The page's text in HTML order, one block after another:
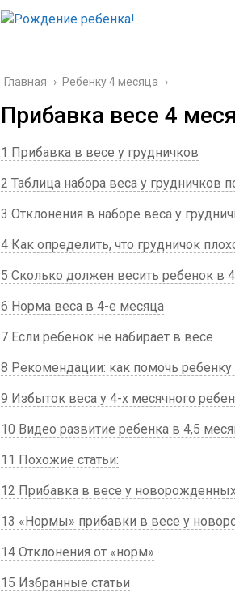
Главная › Ребенку 4 месяца ›
Прибавка весе 4
1 Прибавка в весе у грудничков
2 Таблица набора веса у грудничков
3 Отклонения в наборе веса у
4 Как определить, что грудничок
5 Сколько должен весить ребенок в
6 Норма веса в 4-е месяца
7 Если ребенок не набирает в весе
8 Рекомендации: как помочь ребенку
9 Избыток веса у 4-х месячного
10 Видео развитие ребенка в 4,5
11 Похожие статьи:
12 Прибавка в весе у
13 «Нормы» прибавки в весе у
14 Отклонения от «норм»
15 Избранные статьи